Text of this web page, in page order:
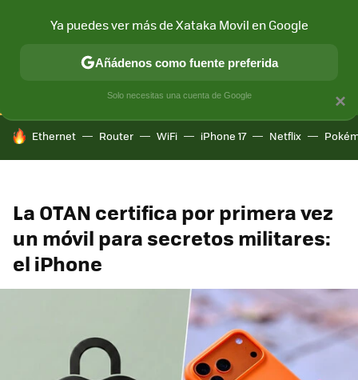
CONECTIVIDAD MÓVIL Y SOCIEDAD APLICACIONES
HOY SE HABLA DE
Ethernet Router WiFi iPhone 17 Netflix
La OTAN certifica por primera vez
un móvil para secretos militares:
el iPhone
×
Ya puedes ver más de Xataka Movil en Google
Añádenos como fuente preferida
Solo necesitas una cuenta de Google